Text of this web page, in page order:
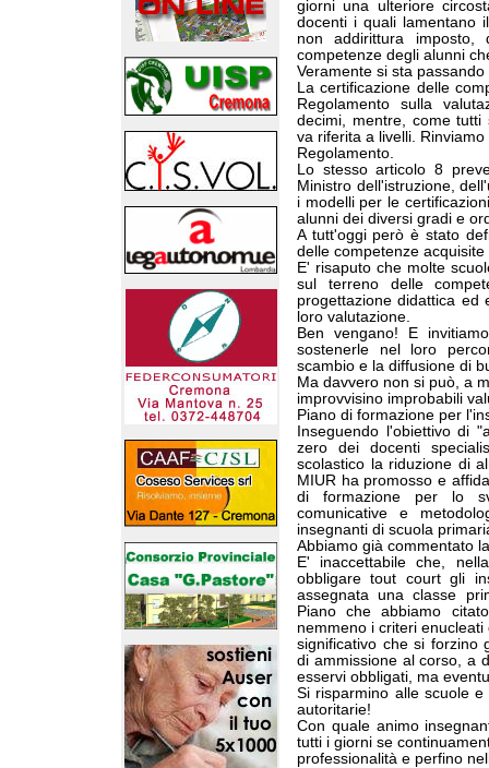
giorni una ulteriore
docenti i quali lamentano
non addirittura imposto,
competenze degli alunni
Veramente si sta passando
La certificazione delle
Regolamento sulla
decimi, mentre, come tutti
va riferita a livelli.
Regolamento.
Lo stesso articolo 8
Ministro dell'istruzione,
i modelli per le
alunni dei diversi gradi e
A tutt'oggi però è stato
delle competenze
E' risaputo che molte
sul terreno delle
progettazione didattica ed
loro valutazione.
Ben vengano! E
sostenerle nel loro
scambio e la diffusione di
Ma davvero non si può, a
improvvisino improbabili
Piano di formazione per
Inseguendo l'obiettivo di
zero dei docenti
scolastico la riduzione di
MIUR ha promosso e
di formazione per lo
comunicative e
insegnanti di scuola
Abbiamo già commentato
E' inaccettabile che,
obbligare tout court gli
assegnata una classe
Piano che abbiamo
nemmeno i criteri
significativo che si forzino
di ammissione al corso, a
esservi obbligati, ma
Si risparmino alle scuole
autoritarie!
Con quale animo
tutti i giorni se
professionalità e perfino